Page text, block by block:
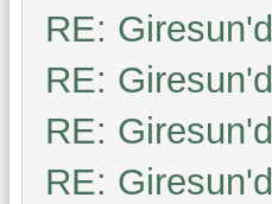
RE:
RE:
RE:
RE: